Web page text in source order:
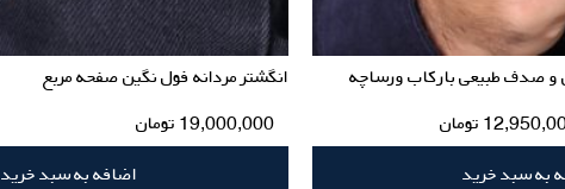
و صدف طبیعی بارکاب ورساچه
تومان
به سبد خرید
انگشتر مردانه فول نگین صفحه مربع
19,000,000 تومان
اضافه به سبد خرید